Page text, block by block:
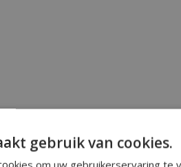
gebruik van cookies.